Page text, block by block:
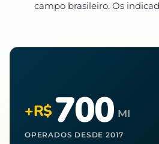
campo brasileiro. Os
+R$700 MI
OPERADOS DESDE 2017